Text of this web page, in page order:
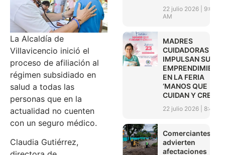
La Alcaldía de
Villavicencio inició el
proceso de afiliación al
régimen subsidiado en
salud a todas las
personas que en la
actualidad no cuenten
con un seguro médico.
Claudia Gutiérrez,
22 julio 2026
9:01
AM
MADRES
CUIDADORAS
IMPULSAN SUS
EN LA FERIA
‘MANOS QUE
CUIDAN Y CREAN’
22 julio 2026 8:45
Comerciantes
advierten
afectaciones